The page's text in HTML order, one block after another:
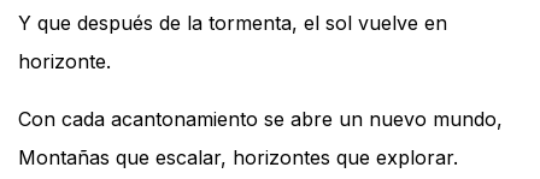
Y que después de la tormenta, el sol vuelve en
horizonte.
Con cada acantonamiento se abre un nuevo mundo,
Montañas que escalar, horizontes que explorar.